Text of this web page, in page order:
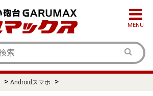
MENU
> Androidスマホ >